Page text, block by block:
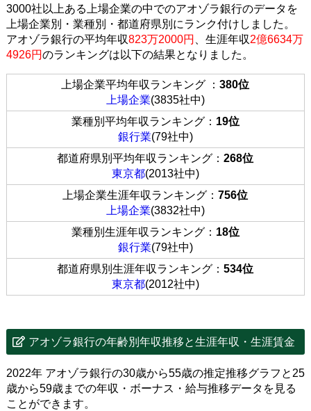
3000社以上ある上場企業の中でのアオゾラ銀行のデータを
上場企業別・業種別・都道府県別にランク付けしました。
アオゾラ銀行の平均年収823万2000円 、生涯年収2億6634万
4926円のランキングは以下の結果となりました。
上場企業平均年収ランキング ：380位
上場企業(3835社中)
業種別平均年収ランキング： 19位
銀行業(79社中)
都道府県別平均年収ランキング：268位
東京都(2013社中)
上場企業生涯年収ランキング：756位
上場企業(3832社中)
業種別生涯年収ランキング： 18位
銀行業(79社中)
都道府県別生涯年収ランキング：534位
東京都(2012社中)
アオゾラ銀行の年齢別年収推移と生涯年収・生涯賃金
2022年 アオゾラ銀行の30歳から55歳の推定推移グラフと25
歳から59歳までの年収・ボーナス・給与推移データを見る
ことができます。